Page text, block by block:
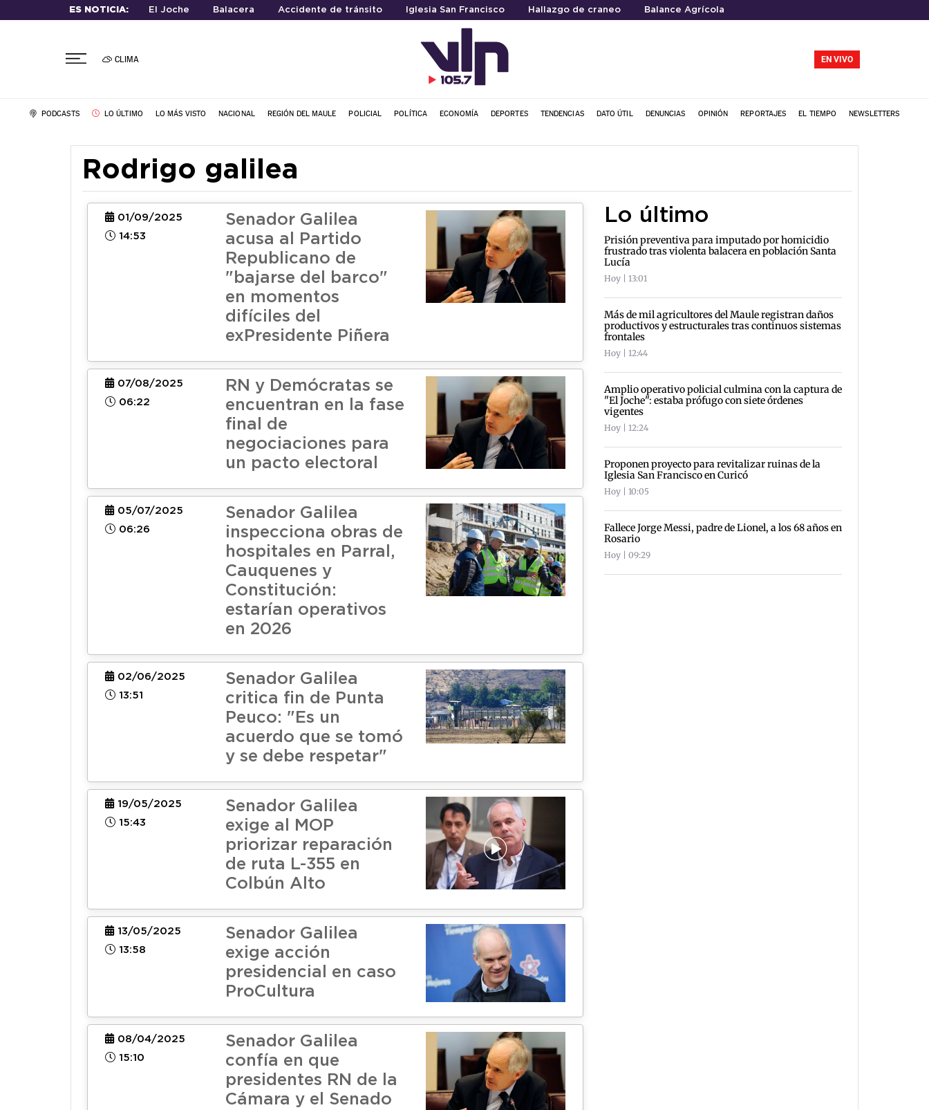
ES NOTICIA: El Joche Balacera Accidente de tránsito Iglesia San Francisco Hallazgo de craneo Balance Agrícola
CLIMA EN VIVO
PODCASTS LO ÚLTIMO LO MÁS VISTO NACIONAL REGIÓN DEL MAULE POLICIAL POLÍTICA ECONOMÍA DEPORTES TENDENCIAS DATO ÚTIL DENUNCIAS OPINIÓN REPORTAJES EL TIEMPO NEWSLETTERS
Rodrigo galilea
01/09/2025
14:53
Senador Galilea
acusa al Partido
Republicano de
"bajarse del barco"
en momentos
difíciles del
exPresidente Piñera
07/08/2025
06:22
RN y Demócratas se
encuentran en la fase
final de
negociaciones para
un pacto electoral
05/07/2025
06:26
Senador Galilea
inspecciona obras de
hospitales en Parral,
Cauquenes y
Constitución:
estarían operativos
en 2026
02/06/2025
13:51
Senador Galilea
critica fin de Punta
Peuco: "Es un
acuerdo que se tomó
y se debe respetar"
19/05/2025
15:43
Senador Galilea
exige al MOP
priorizar reparación
de ruta L-355 en
Colbún Alto
13/05/2025
13:58
Senador Galilea
exige acción
presidencial en caso
ProCultura
08/04/2025
15:10
Senador Galilea
confía en que
presidentes RN de la
Cámara y el Senado
Lo último
Prisión preventiva para imputado por homicidio
frustrado tras violenta balacera en población Santa
Lucía
Hoy | 13:01
Más de mil agricultores del Maule registran daños
productivos y estructurales tras continuos sistemas
frontales
Hoy | 12:44
Amplio operativo policial culmina con la captura de
"El Joche": estaba prófugo con siete órdenes
vigentes
Hoy | 12:24
Proponen proyecto para revitalizar ruinas de la
Iglesia San Francisco en Curicó
Hoy | 10:05
Fallece Jorge Messi, padre de Lionel, a los 68 años en
Rosario
Hoy | 09:29